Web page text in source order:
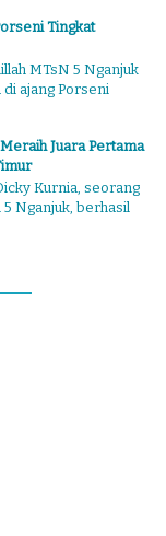
Tingkat
MTsN 5 Nganjuk
ajang Porseni
Juara Pertama
Kurnia, seorang
Nganjuk, berhasil